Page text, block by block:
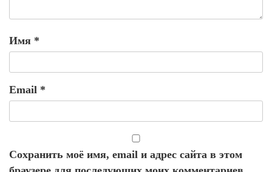
Имя *
Email *
Сохранить моё имя, email и адрес сайта в этом